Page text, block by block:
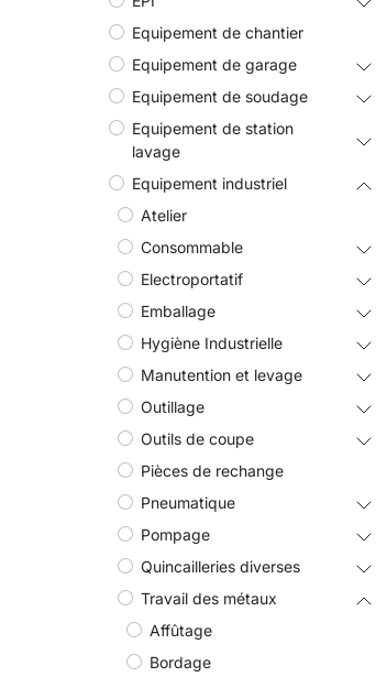
Equipement de chantier
Equipement de garage
Equipement de soudage
Equipement de station
lavage
Equipement industriel
Atelier
Consommable
Electroportatif
Emballage
Hygiène Industrielle
Manutention et levage
Outillage
Outils de coupe
Pièces de rechange
Pneumatique
Pompage
Quincailleries diverses
Travail des métaux
Affûtage
Bordage